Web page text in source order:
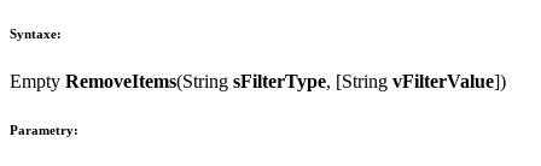
Syntaxe:
Empty RemoveItems(String sFilterType, [String vFilterValue])
Parametry: